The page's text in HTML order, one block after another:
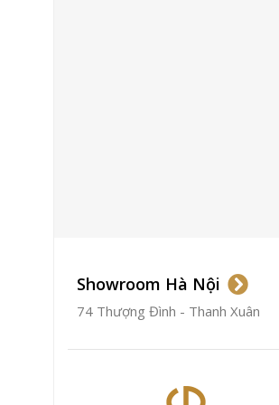
Showroom Hà Nội
74 Thượng Đình - Thanh Xuân